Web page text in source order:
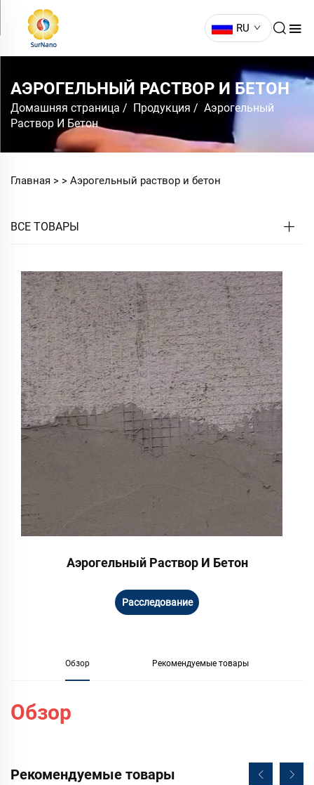
RU
АЭРОГЕЛЬНЫЙ РАСТВОР И БЕТОН
Домашняя страница / Продукция / Аэрогельный
Раствор И Бетон
Главная > > Аэрогельный раствор и бетон
ВСЕ ТОВАРЫ
Аэрогельный Раствор И Бетон
Расследование
Обзор Рекомендуемые товары
Обзор
Рекомендуемые товары